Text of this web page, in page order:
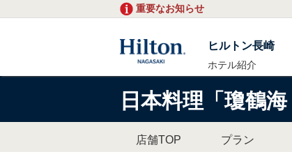
重要なお知らせ
ヒルトン長崎
ホテル紹介
日本料理「瓊鶴
店舗TOP プラン